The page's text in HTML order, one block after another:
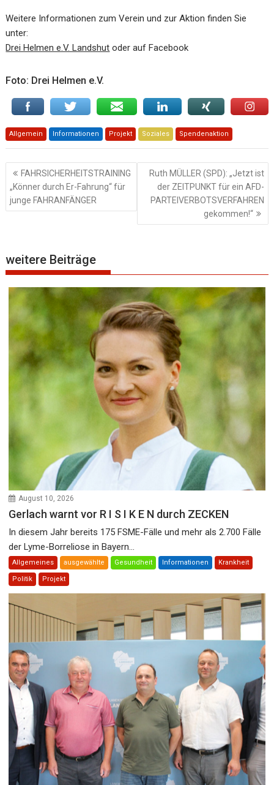
Weitere Informationen zum Verein und zur Aktion finden Sie
unter:
Drei Helmen e.V. Landshut oder auf Facebook
Foto: Drei Helmen e.V.
Allgemein Informationen Projekt Soziales Spendenaktion
Beitragsnavigation
FAHRSICHERHEITSTRAINING
„Könner durch Er-Fahrung“ für
junge FAHRANFÄNGER
Ruth MÜLLER (SPD): „Jetzt ist
der ZEITPUNKT für ein AFD-
PARTEIVERBOTSVERFAHREN
gekommen!“
weitere Beiträge
August 10, 2026
Gerlach warnt vor R I S I K E N durch ZECKEN
In diesem Jahr bereits 175 FSME-Fälle und mehr als 2.700 Fälle
der Lyme-Borreliose in Bayern...
Allgemeines ausgewählte Gesundheit Informationen Krankheit
Politik Projekt